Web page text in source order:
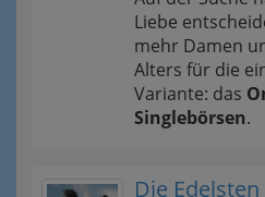
Liebe
mehr Damen
Alters für die
Variante: das
Singlebörsen.
Die